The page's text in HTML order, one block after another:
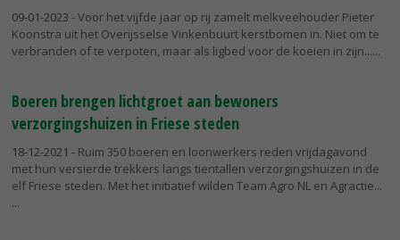
09-01-2023 - Voor het vijfde jaar op rij zamelt melkveehouder Pieter
Koonstra uit het Overijsselse Vinkenbuurt kerstbomen in. Niet om te
verbranden of te verpoten, maar als ligbed voor de koeien in zijn...
Boeren brengen lichtgroet aan bewoners
verzorgingshuizen in Friese steden
18-12-2021 - Ruim 350 boeren en loonwerkers reden vrijdagavond
met hun versierde trekkers langs tientallen verzorgingshuizen in de
elf Friese steden. Met het initiatief wilden Team Agro NL en Agractie...